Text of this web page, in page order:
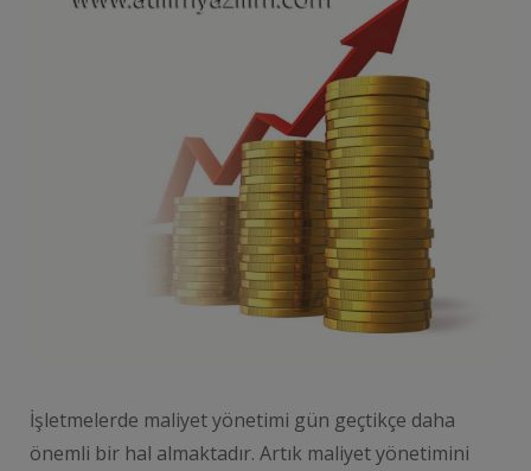
İşletmelerde maliyet yönetimi gün geçtikçe daha
önemli bir hal almaktadır. Artık maliyet yönetimini